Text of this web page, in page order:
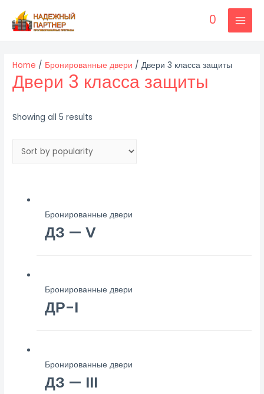
0
Home / Бронированные двери / Двери 3 класса защиты
Двери 3 класса защиты
Showing all 5 results
Бронированные двери
ДЗ — V
Бронированные двери
ДР-I
Бронированные двери
ДЗ — III